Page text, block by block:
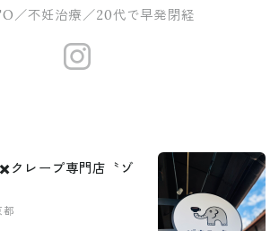
／不妊治療／20代で早発閉経
✖️クレープ専門店〝ゾ